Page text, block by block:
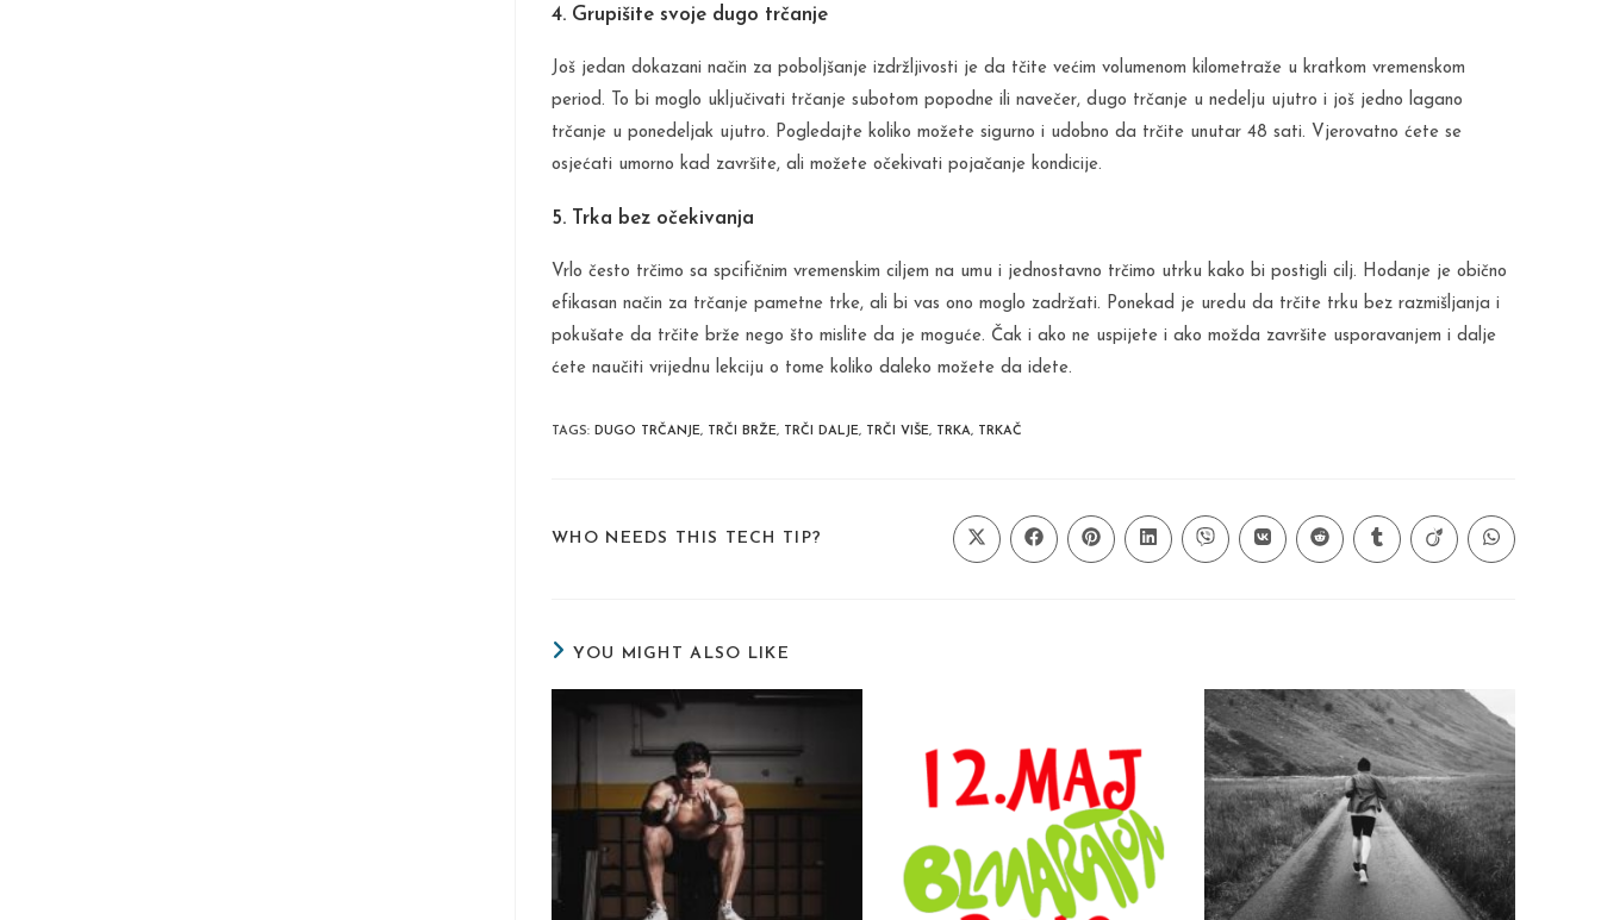
4. Grupišite svoje dugo trčanje
Još jedan dokazani način za poboljšanje izdržljivosti je da tčite većim volumenom kilometraže u kratkom vremenskom
period. To bi moglo uključivati trčanje subotom popodne ili navečer, dugo trčanje u nedelju ujutro i još jedno lagano
trčanje u ponedeljak ujutro. Pogledajte koliko možete sigurno i udobno da trčite unutar 48 sati. Vjerovatno ćete se
osjećati umorno kad završite, ali možete očekivati pojačanje kondicije.
5. Trka bez očekivanja
Vrlo često trčimo sa spcifičnim vremenskim ciljem na umu i jednostavno trčimo utrku kako bi postigli cilj. Hodanje je obično
efikasan način za trčanje pametne trke, ali bi vas ono moglo zadržati. Ponekad je uredu da trčite trku bez razmišljanja i
pokušate da trčite brže nego što mislite da je moguće. Čak i ako ne uspijete i ako možda završite usporavanjem i dalje
ćete naučiti vrijednu lekciju o tome koliko daleko možete da idete.
TAGS: DUGO TRČANJE, TRČI BRŽE, TRČI DALJE, TRČI VIŠE, TRKA, TRKAČ
WHO NEEDS THIS TECH TIP?
Opens
in
Opens
in
Opens
in
Opens
in
Opens
in
Opens
in
Opens
in
Opens
in
Opens
in
Opens
in
YOU MIGHT ALSO LIKE